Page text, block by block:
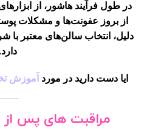
در طول فرآیند هاشور، از
از بروز عفونت‌ها و مشکلات
دلیل، انتخاب سالن‌های معتبر با
دارد.
ایا دست دارید در مورد آموزش
مراقبت های پس از